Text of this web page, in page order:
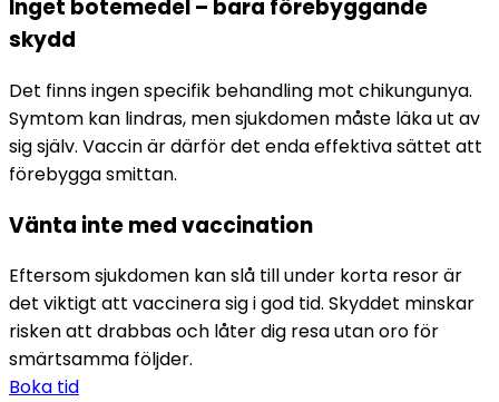
Inget botemedel – bara förebyggande
skydd
Det finns ingen specifik behandling mot chikungunya.
Symtom kan lindras, men sjukdomen måste läka ut av
sig själv. Vaccin är därför det enda effektiva sättet att
förebygga smittan.
Vänta inte med vaccination
Eftersom sjukdomen kan slå till under korta resor är
det viktigt att vaccinera sig i god tid. Skyddet minskar
risken att drabbas och låter dig resa utan oro för
smärtsamma följder.
Boka tid